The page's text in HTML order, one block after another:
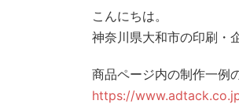
こんにちは。
神奈川県大和市の印刷・
商品ページ内の制作一例
https://